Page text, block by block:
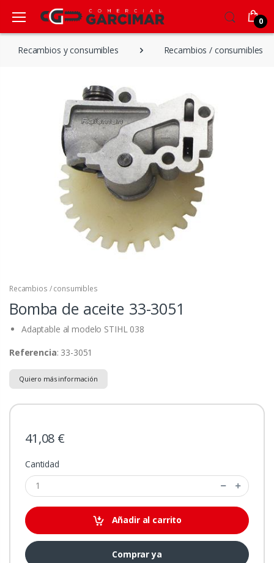
0
Recambios y consumibles Recambios / consumibles
Recambios / consumibles
Bomba de aceite 33-3051
Adaptable al modelo STIHL 038
Referencia: 33-3051
Quiero más información
41,08 €
Cantidad
Añadir al carrito
Comprar ya